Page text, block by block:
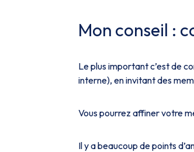
Mon conseil :
Le plus important c’est de
interne), en invitant des
Vous pourrez affiner votre
Il y a beaucoup de points